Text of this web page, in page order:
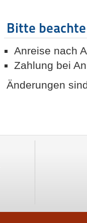
Bitte
Anreise nach
Zahlung bei
Änderungen